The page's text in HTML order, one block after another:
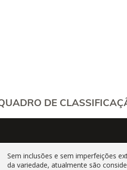
DE
Sem inclusões e sem imperfeições
da variedade, atualmente são